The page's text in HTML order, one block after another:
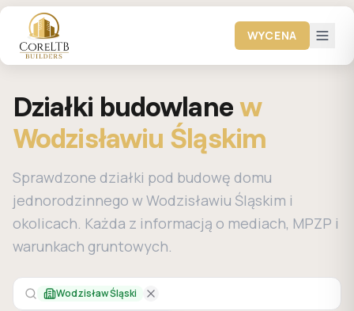
WYCENA
Działki budowlanew
Wodzisławiu Śląskim
Sprawdzone działki pod budowę domu
jednorodzinnego w Wodzisławiu Śląskim i
okolicach. Każda z informacją o mediach, MPZP i
warunkach gruntowych.
Wodzisław Śląski